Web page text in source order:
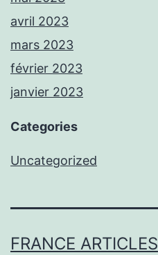
avril 2023
mars 2023
février 2023
janvier 2023
Categories
Uncategorized
FRANCE ARTICLES